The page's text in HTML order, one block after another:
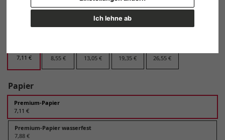
Ich lehne ab
Format
7,11 €
8,55 €
13,05 €
19,35 €
26,55 €
Papier
Premium-Papier
7,11 €
Premium-Papier wasserfest
7,88 €